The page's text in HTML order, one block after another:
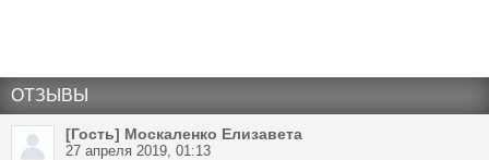
ОТЗЫВЫ
[Гость] Москаленко Елизавета
27 апреля 2019, 01:13